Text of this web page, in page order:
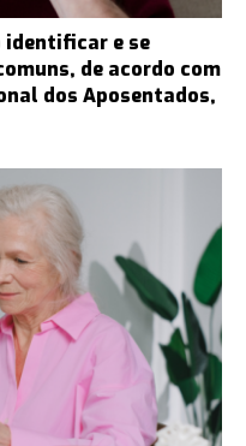
identificar e se
de acordo com
dos Aposentados,